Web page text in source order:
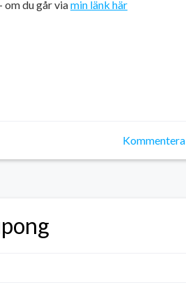
om du går viamin länk här
Kommentera